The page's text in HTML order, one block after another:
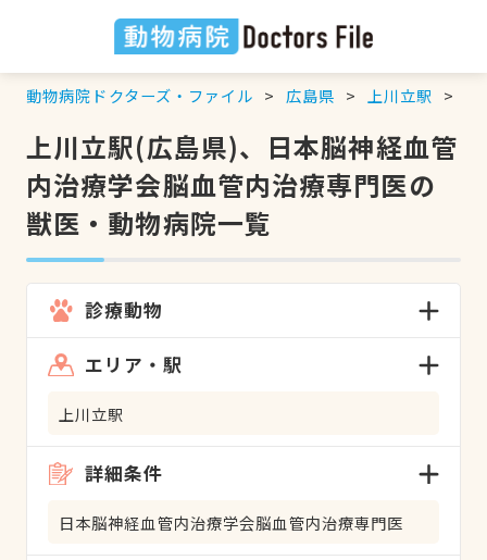
動物病院ドクターズ・ファイル 広島県 上川立駅
上川立駅(広島県)、日本脳神経血管
内治療学会脳血管内治療専門医の
獣医・動物病院一覧
診療動物
エリア・駅
上川立駅
詳細条件
日本脳神経血管内治療学会脳血管内治療専門医